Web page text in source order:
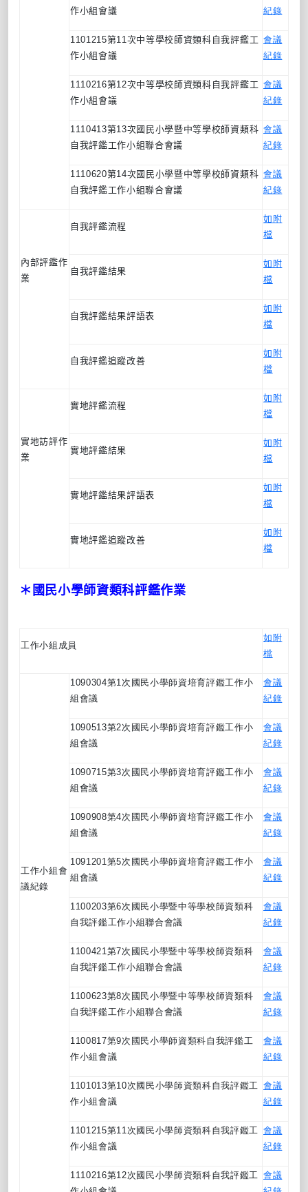
作小組會議 紀錄
1101215第11 次中等學校師資類科自我評鑑工
作小組會議
會議
紀錄
1110216第12次中等學校師資類科自我評鑑工
作小組會議
會議
紀錄
1110413第13次國民小學暨中等學校師資類科
自我評鑑工作小組聯合會議
會議
紀錄
1110620第14次國民小學暨中等學校師資類科
自我評鑑工作小組聯合會議
會議
紀錄
內部評鑑作
業
自我評鑑流程
如附
檔
自我評鑑結果
如附
檔
自我評鑑結果評語表
如附
檔
自我評鑑追蹤改善
如附
檔
實地訪評作
業
實地評鑑流程
如附
檔
實地評鑑結果
如附
檔
實地評鑑結果評語表
如附
檔
實地評鑑追蹤改善
如附
檔
＊國民小學師資類科評鑑作業
工作小組成員
如附
檔
工作小組會
議紀錄
1090304第1次國民小學師資培育評鑑工作小
組會議
會議
紀錄
1090513第2次國民小學師資培育評鑑工作小
組會議
會議
紀錄
1090715第3次國民小學師資培育評鑑工作小
組會議
會議
紀錄
1090908第4次國民小學師資培育評鑑工作小
組會議
會議
紀錄
1091201第5次國民小學師資培育評鑑工作小
組會議
會議
紀錄
1100203第6次國民小學暨中等學校師資類科
自我評鑑工作小組聯合會議
會議
紀錄
1100421第7次國民小學暨中等學校師資類科
自我評鑑工作小組聯合會議
會議
紀錄
1100623第8次國民小學暨中等學校師資類科
自我評鑑工作小組聯合會議
會議
紀錄
1100817第9次國民小學師資類科自我評鑑工
作小組會議
會議
紀錄
1101013第10次國民小學師資類科自我評鑑工
作小組會議
會議
紀錄
1101215第11次國民小學師資類科自我評鑑工
作小組會議
會議
紀錄
1110216第12次國民小學師資類科自我評鑑工 會議